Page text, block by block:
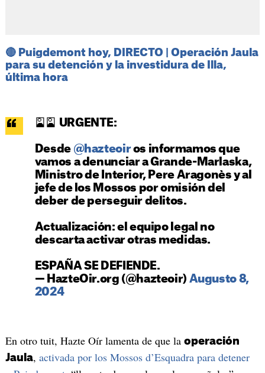
🔴Puigdemont hoy, DIRECTO | Operación Jaula
para su detención y la investidura de Illa,
última hora
🎴🎴 URGENTE:
Desde @hazteoiros informamos que
vamos a denunciar a Grande-Marlaska,
Ministro de Interior, Pere Aragonès y al
jefe de los Mossos por omisión del
deber de perseguir delitos.
Actualización: el equipo legal no
descarta activar otras medidas.
ESPAÑA SE DEFIENDE.
— HazteOir.org (@hazteoir) Augusto 8,
2024
En otro tuit, Hazte Oír lamenta de que la operación
Jaula, activada por los Mossos d’Esquadra para detener